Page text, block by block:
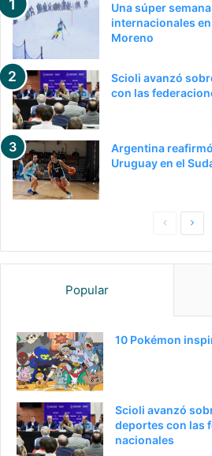
Una súper
internacionales
Moreno
Scioli avanzó
con las
Argentina
Uruguay en el
Pagina
Popular
10 Pokémon
Scioli avanzó
deportes con las
nacionales